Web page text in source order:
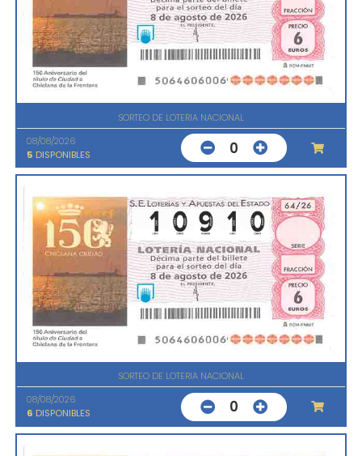
SORTEO DE LOTERIA NACIONAL
08/08/2026
5 DISPONIBLES 0
SORTEO DE LOTERIA NACIONAL
08/08/2026
6 DISPONIBLES 0